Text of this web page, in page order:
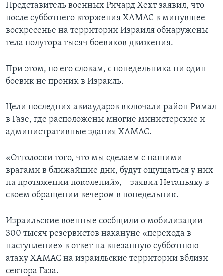
Представитель военных Ричард Хехт заявил, что
после субботнего вторжения ХАМАС в минувшее
воскресенье на территории Израиля обнаружены
тела полутора тысяч боевиков движения.
При этом, по его словам, с понедельника ни один
боевик не проник в Израиль.
Цели последних авиаударов включали район Римал
в Газе, где расположены многие министерские и
административные здания ХАМАС.
«Отголоски того, что мы сделаем с нашими
врагами в ближайшие дни, будут ощущаться у них
на протяжении поколений», – заявил Нетаньяху в
своем обращении вечером в понедельник.
Израильские военные сообщили о мобилизации
300 тысяч резервистов накануне «перехода в
наступление» в ответ на внезапную субботнюю
атаку ХАМАС на израильские территории вблизи
сектора Газа.